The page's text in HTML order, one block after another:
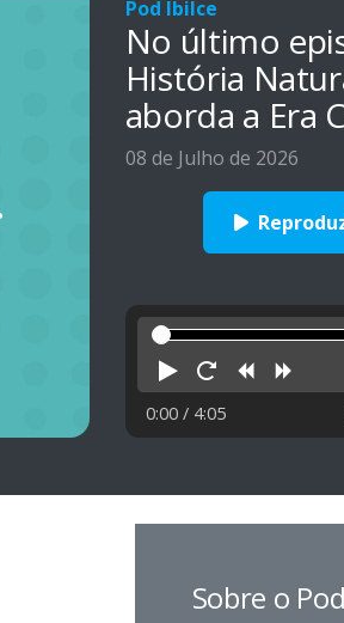
Pod Ibilce
No último
História
aborda a Era
08 de Julho de 2026
Reproduzir
Reiniciar
0:00/ 4:05
Sobre o